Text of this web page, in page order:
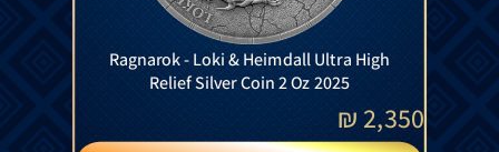
Ragnarok - Loki & Heimdall Ultra High
Relief Silver Coin 2 Oz 2025
2,350
₪